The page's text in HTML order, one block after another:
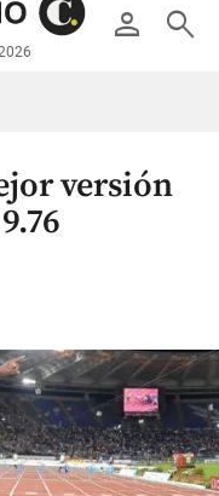
person search
versión